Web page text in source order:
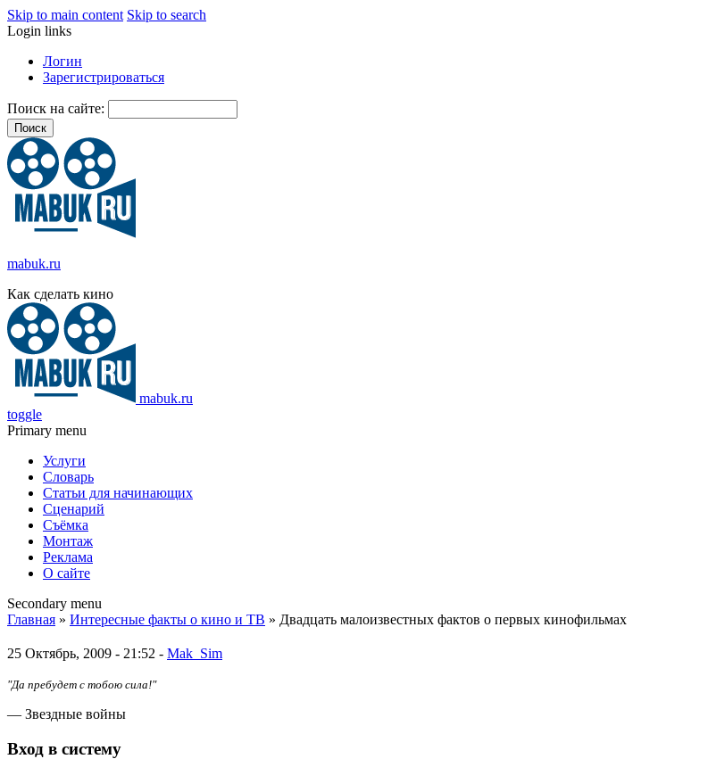
Skip to main content Skip to search
Login links
Логин
Зарегистрироваться
Поиск на сайте:
mabuk.ru
Как сделать кино
mabuk.ru
toggle
Primary menu
Услуги
Словарь
Статьи для начинающих
Сценарий
Съёмка
Монтаж
Реклама
О сайте
Secondary menu
Главная » Интересные факты о кино и ТВ » Двадцать малоизвестных фактов о первых кинофильмах
25 Октябрь, 2009 - 21:52 - Mak_Sim
"Да пребудет с тобою сила!"
— Звездные войны
Вход в систему